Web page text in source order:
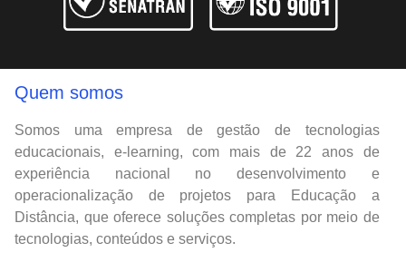
Quem somos
Somos uma empresa de gestão de tecnologias
educacionais, e-learning, com mais de 22 anos de
experiência nacional no desenvolvimento e
operacionalização de projetos para Educação a
Distância, que oferece soluções completas por meio de
tecnologias, conteúdos e serviços.